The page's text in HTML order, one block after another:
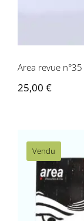
Area revue
25,00 €
Vendu